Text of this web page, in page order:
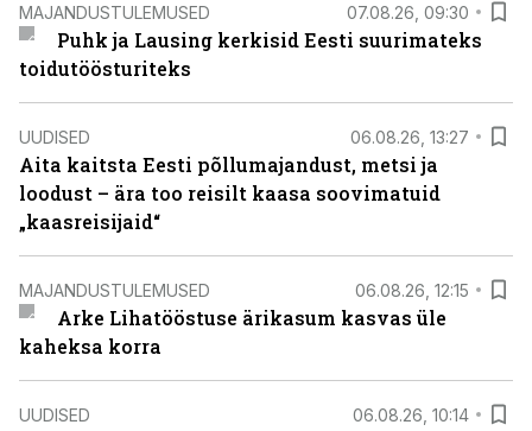
MAJANDUSTULEMUSED 07.08.26, 09:30
Puhk ja Lausing kerkisid Eesti suurimateks
toidutöösturiteks
UUDISED 06.08.26, 13:27
Aita kaitsta Eesti põllumajandust, metsi ja
loodust – ära too reisilt kaasa soovimatuid
„kaasreisijaid“
MAJANDUSTULEMUSED 06.08.26, 12:15
Arke Lihatööstuse ärikasum kasvas üle
kaheksa korra
UUDISED 06.08.26, 10:14